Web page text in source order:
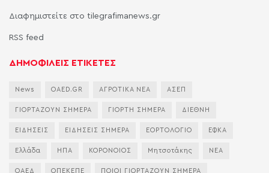
Διαφημιστείτε στο tilegrafimanews.gr
RSS feed
ΔΗΜΟΦΙΛΕΙΣ ΕΤΙΚΕΤΕΣ
News OAED.GR ΑΓΡΟΤΙΚΑ ΝΕΑ ΑΣΕΠ
ΓΙΟΡΤΑΖΟΥΝ ΣΗΜΕΡΑ ΓΙΟΡΤΗ ΣΗΜΕΡΑ ΔΙΕΘΝΗ
ΕΙΔΗΣΕΙΣ ΕΙΔΗΣΕΙΣ ΣΗΜΕΡΑ ΕΟΡΤΟΛΟΓΙΟ ΕΦΚΑ
Ελλάδα ΗΠΑ ΚΟΡΟΝΟΙΟΣ Μητσοτάκης ΝΕΑ
ΟΑΕΔ ΟΠΕΚΕΠΕ ΠΟΙΟΙ ΓΙΟΡΤΑΖΟΥΝ ΣΗΜΕΡΑ